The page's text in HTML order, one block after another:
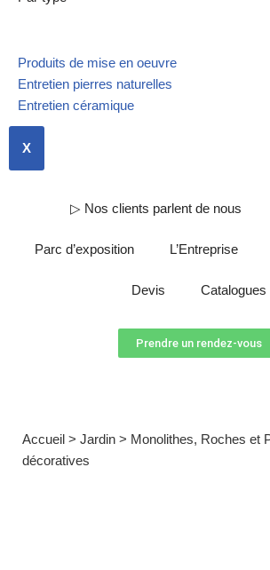
Produits de mise en oeuvre
Entretien pierres naturelles
Entretien céramique
X
▷ Nos clients parlent de nous
Parc d’exposition L’Entreprise
Devis Catalogues
Prendre un rendez-vous
Accueil > Jardin > Monolithes, Roches et
décoratives